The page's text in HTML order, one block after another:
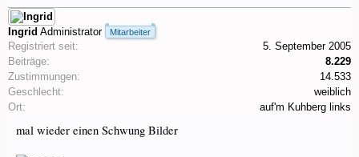
Ingrid Administrator Mitarbeiter
Registriert seit:
5. September 2005
Beiträge:
8.229
Zustimmungen:
14.533
Geschlecht:
weiblich
Ort:
auf'm Kuhberg links
mal wieder einen Schwung Bilder